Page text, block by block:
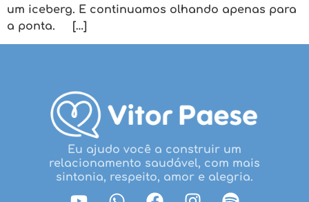
um iceberg. E continuamos olhando apenas para
a ponta. […]
Eu ajudo você a construir um
relacionamento saudável, com mais
sintonia, respeito, amor e alegria.